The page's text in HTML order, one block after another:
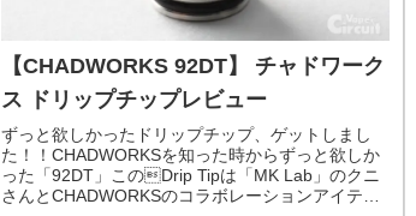
【CHADWORKS 92DT】 チャドワーク
ス ドリップチップレビュー
ずっと欲しかったドリップチップ、ゲットしまし
た！！CHADWORKSを知った時からずっと欲しか
った「92DT」このDrip Tipは「MK Lab」のクニ
さんとCHADWORKSのコラボレーションアイテム